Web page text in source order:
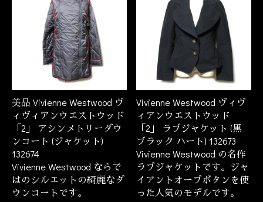
美品 Vivienne Westwood ヴ
ィヴィアンウエストウッド
「2」 アシンメトリーダウ
ンコート (ジャケット)
132674
Vivienne Westwood ならで
はのシルエットの綺麗なダ
ウンコートです。
Vivienne Westwood ヴィヴ
ィアンウエストウッド
「2」 ラブジャケット (黒
ブラック ハート) 132673
Vivienne Westwood の名作
ラブジャケットです。ジャ
イアントオーブボタンを使
った人気のモデルです。